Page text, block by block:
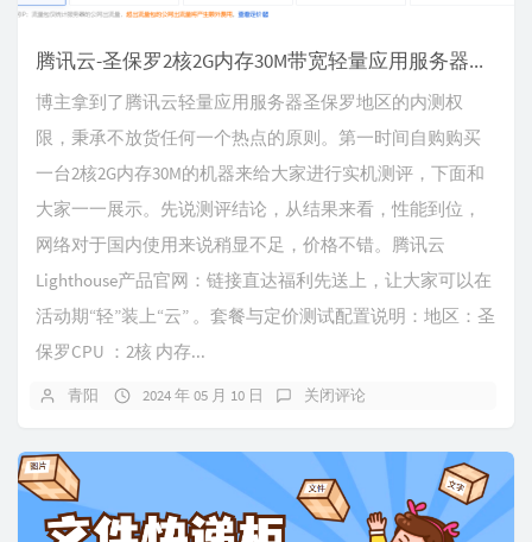
腾讯云-圣保罗2核2G内存30M带宽轻量应用服务器抢先测评
博主拿到了腾讯云轻量应用服务器圣保罗地区的内测权
限，秉承不放货任何一个热点的原则。第一时间自购购买
一台2核2G内存30M的机器来给大家进行实机测评，下面和
大家一一展示。先说测评结论，从结果来看，性能到位，
网络对于国内使用来说稍显不足，价格不错。腾讯云
Lighthouse产品官网：链接直达福利先送上，让大家可以在
活动期“轻”装上“云” 。套餐与定价测试配置说明：地区：圣
保罗CPU ：2核 内存...
青阳 2024 年 05 月 10 日 关闭评论